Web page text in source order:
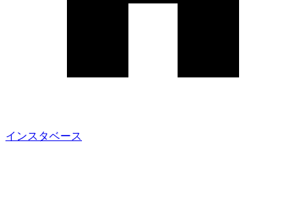
インスタベース